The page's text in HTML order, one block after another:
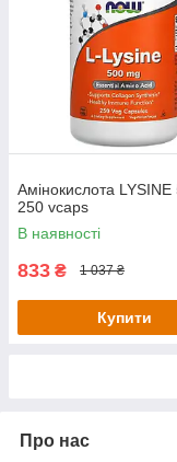
Амінокислота
250 vcaps
В наявності
833 ₴ 1 037 ₴
Купити
Про нас